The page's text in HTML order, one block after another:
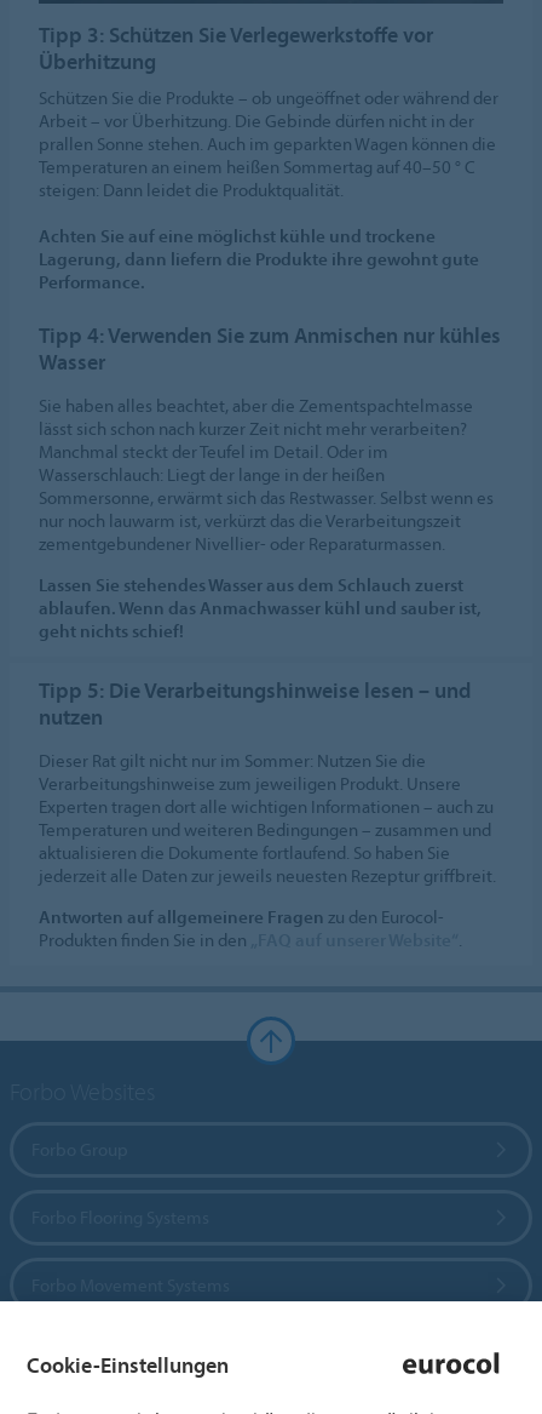
Tipp 3: Schützen Sie Verlegewerkstoffe vor
Überhitzung
Schützen Sie die Produkte – ob ungeöffnet oder während der
Arbeit – vor Überhitzung. Die Gebinde dürfen nicht in der
prallen Sonne stehen. Auch im geparkten Wagen können die
Temperaturen an einem heißen Sommertag auf 40–50 ° C
steigen: Dann leidet die Produktqualität.
Achten Sie auf eine möglichst kühle und trockene
Lagerung, dann liefern die Produkte ihre gewohnt gute
Performance.
Tipp 4: Verwenden Sie zum Anmischen nur kühles
Wasser
Sie haben alles beachtet, aber die Zementspachtelmasse
lässt sich schon nach kurzer Zeit nicht mehr verarbeiten?
Manchmal steckt der Teufel im Detail. Oder im
Wasserschlauch: Liegt der lange in der heißen
Sommersonne, erwärmt sich das Restwasser. Selbst wenn es
nur noch lauwarm ist, verkürzt das die Verarbeitungszeit
zementgebundener Nivellier- oder Reparaturmassen.
Lassen Sie stehendes Wasser aus dem Schlauch zuerst
ablaufen. Wenn das Anmachwasser kühl und sauber ist,
geht nichts schief!
Tipp 5: Die Verarbeitungshinweise lesen – und
nutzen
Dieser Rat gilt nicht nur im Sommer: Nutzen Sie die
Verarbeitungshinweise zum jeweiligen Produkt. Unsere
Experten tragen dort alle wichtigen Informationen – auch zu
Temperaturen und weiteren Bedingungen – zusammen und
aktualisieren die Dokumente fortlaufend. So haben Sie
jederzeit alle Daten zur jeweils neuesten Rezeptur griffbreit.
Antworten auf allgemeinere Fragen zu den Eurocol-
Produkten finden Sie in den
.
Cookie-Einstellungen